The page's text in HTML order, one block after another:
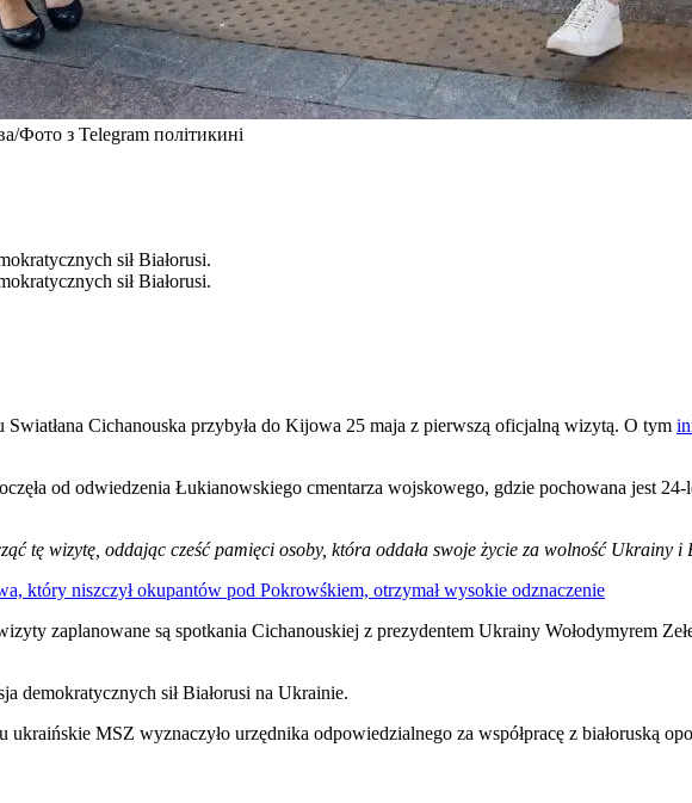
Фото з Telegram політикині
sił Białorusi.
sił Białorusi.
Cichanouska przybyła do Kijowa 25 maja z pierwszą oficjalną wizytą. O tym
od odwiedzenia Łukianowskiego cmentarza wojskowego, gdzie pochowana jest
tę wizytę, oddając cześć pamięci osoby, która oddała swoje życie za wolność Ukrainy
który niszczył okupantów pod Pokrowśkiem, otrzymał wysokie odznaczenie
zaplanowane są spotkania Cichanouskiej z prezydentem Ukrainy Wołodymyrem
demokratycznych sił Białorusi na Ukrainie.
MSZ wyznaczyło urzędnika odpowiedzialnego za współpracę z białoruską